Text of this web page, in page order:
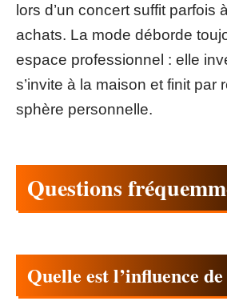
lors d’un concert suffit parfois
achats. La mode déborde
espace professionnel : elle
s’invite à la maison et finit par
sphère personnelle.
Questions
Quelle est l’influence